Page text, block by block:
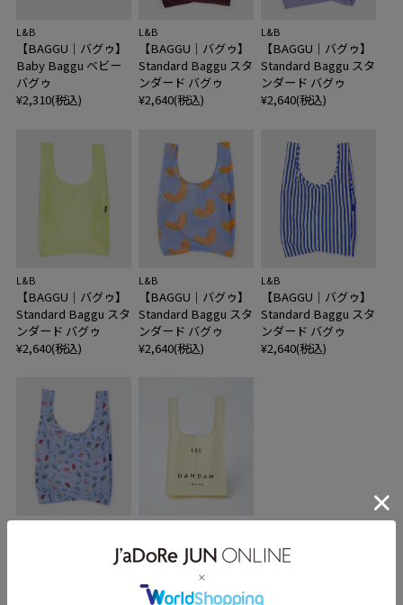
L&B
【BAGGU｜バグゥ】
Baby Baggu ベビー
バグゥ
¥2,310(税込)
L&B
【BAGGU｜バグゥ】
Standard Baggu スタ
ンダード バグゥ
¥2,640(税込)
L&B
【BAGGU｜バグゥ】
Standard Baggu スタ
ンダード バグゥ
¥2,640(税込)
L&B
【BAGGU｜バグゥ】
Standard Baggu スタ
ンダード バグゥ
¥2,640(税込)
L&B
【BAGGU｜バグゥ】
Standard Baggu スタ
ンダード バグゥ
¥2,640(税込)
L&B
【BAGGU｜バグゥ】
Standard Baggu スタ
ンダード バグゥ
¥2,640(税込)
【BAGGU｜バグゥ】
Standard Baggu スタ
【DAMDAM｜ダムダ
ム】L&Bコラボエコ
¥660(税込)